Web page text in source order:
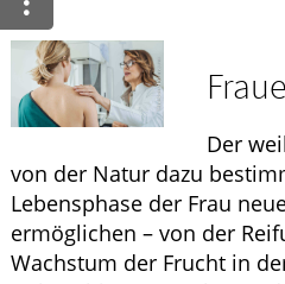
Krankheiten & Therapie
HOMÖOPATHIE
WELLNESS
Der
von der Natur dazu
Lebensphase der Frau
ermöglichen – von der
Wachstum der Frucht in